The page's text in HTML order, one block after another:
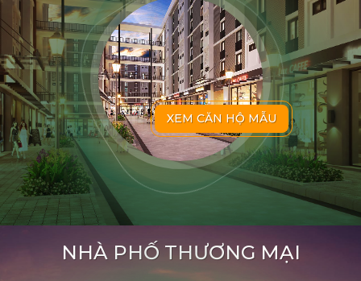
XEM CĂN HỘ MẪU
NHÀ PHỐ THƯƠNG MẠI